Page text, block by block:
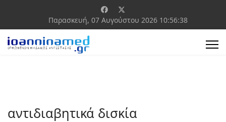
Παρασκευή, 07 Αυγούστου 2026 10:56:38
αντιδιαβητικά δισκία